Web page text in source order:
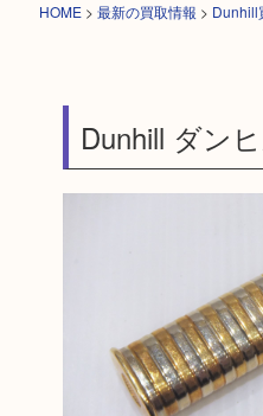
HOME > 最新の買取情報 > Dunhill
Dunhill ダン